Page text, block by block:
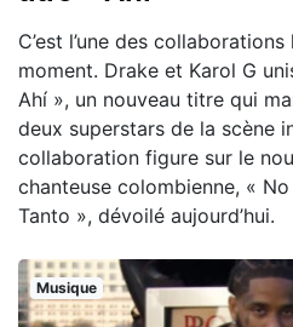
C’est l’une des
moment. Drake et Karol G
Ahí », un nouveau titre qui
deux superstars de la scène
collaboration figure sur le
chanteuse colombienne, «
Tanto », dévoilé aujourd’hui.
Musique